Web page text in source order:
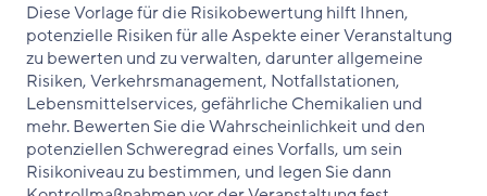
Diese Vorlage für die Risikobewertung hilft Ihnen,
potenzielle Risiken für alle Aspekte einer Veranstaltung
zu bewerten und zu verwalten, darunter allgemeine
Risiken, Verkehrsmanagement, Notfallstationen,
Lebensmittelservices, gefährliche Chemikalien und
mehr. Bewerten Sie die Wahrscheinlichkeit und den
potenziellen Schweregrad eines Vorfalls, um sein
Risikoniveau zu bestimmen, und legen Sie dann